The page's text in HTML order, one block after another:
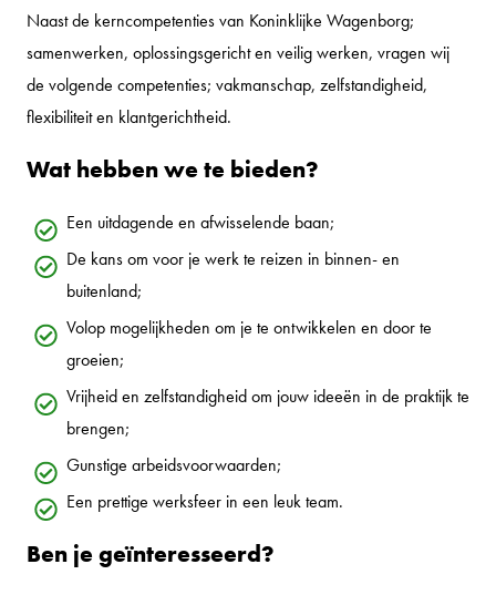
Naast de kerncompetenties van Koninklijke Wagenborg;
samenwerken, oplossingsgericht en veilig werken, vragen wij
de volgende competenties; vakmanschap, zelfstandigheid,
flexibiliteit en klantgerichtheid.
Wat hebben we te bieden?
Een uitdagende en afwisselende baan;
De kans om voor je werk te reizen in binnen- en
buitenland;
Volop mogelijkheden om je te ontwikkelen en door te
groeien;
Vrijheid en zelfstandigheid om jouw ideeën in de praktijk te
brengen;
Gunstige arbeidsvoorwaarden;
Een prettige werksfeer in een leuk team.
Ben je geïnteresseerd?